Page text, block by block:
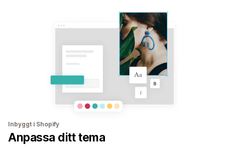
Inbyggt i Shopify
Anpassa ditt tema